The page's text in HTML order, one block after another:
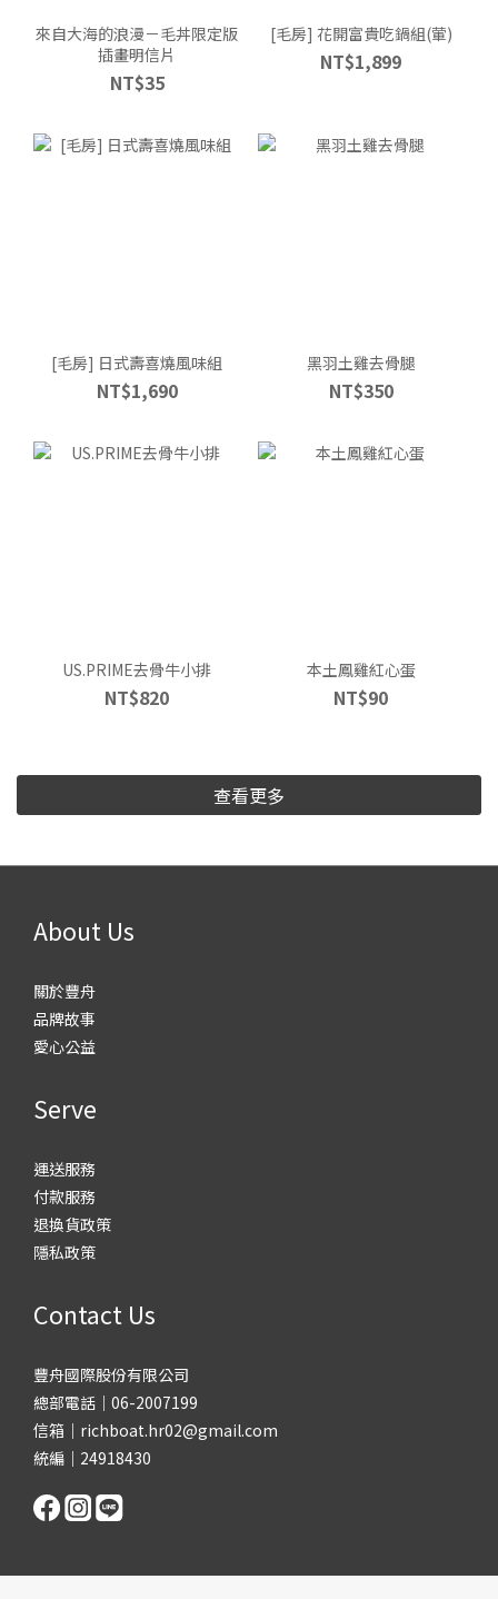
來自大海的浪漫－毛丼限定版
插畫明信片
NT$35
[毛房] 花開富貴吃鍋組(葷)
NT$1,899
[毛房] 日式壽喜燒風味組
NT$1,690
黑羽土雞去骨腿
NT$350
US.PRIME去骨牛小排
NT$820
本土鳳雞紅心蛋
NT$90
查看更多
About Us
關於豐舟
品牌故事
愛心公益
Serve
運送服務
付款服務
退換貨政策
隱私政策
Contact Us
豐舟國際股份有限公司
總部電話｜06-2007199
信箱｜richboat.hr02@gmail.com
統編｜24918430